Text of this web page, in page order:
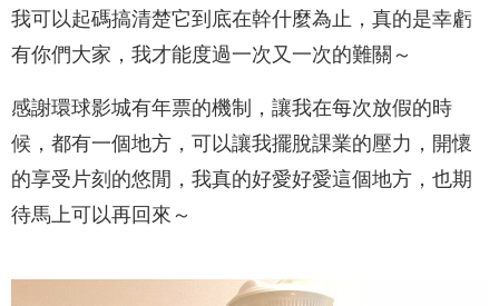
我可以起碼搞清楚它到底在幹什麼為止，真的是幸虧
有你們大家，我才能度過一次又一次的難關～
感謝環球影城有年票的機制，讓我在每次放假的時
候，都有一個地方，可以讓我擺脫課業的壓力，開懷
的享受片刻的悠閒，我真的好愛好愛這個地方，也期
待馬上可以再回來～